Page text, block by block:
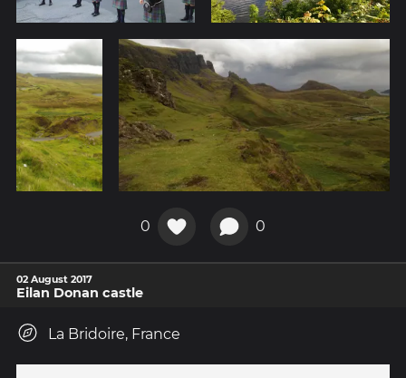
0 0
02 August 2017
Eilan Donan castle
La Bridoire, France